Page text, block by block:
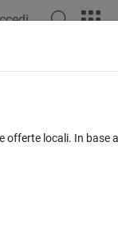
offerte locali. In